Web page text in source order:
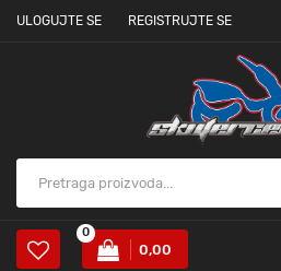
ULOGUJTE SE REGISTRUJTE SE
0
0,00